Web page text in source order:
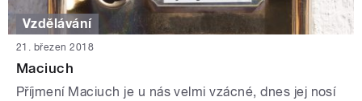
Vzdělávání
21. březen 2018
Maciuch
Příjmení Maciuch je u nás velmi vzácné, dnes jej nosí